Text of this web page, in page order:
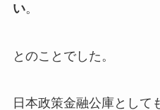
い。
とのことでした。
日本政策金融公庫として